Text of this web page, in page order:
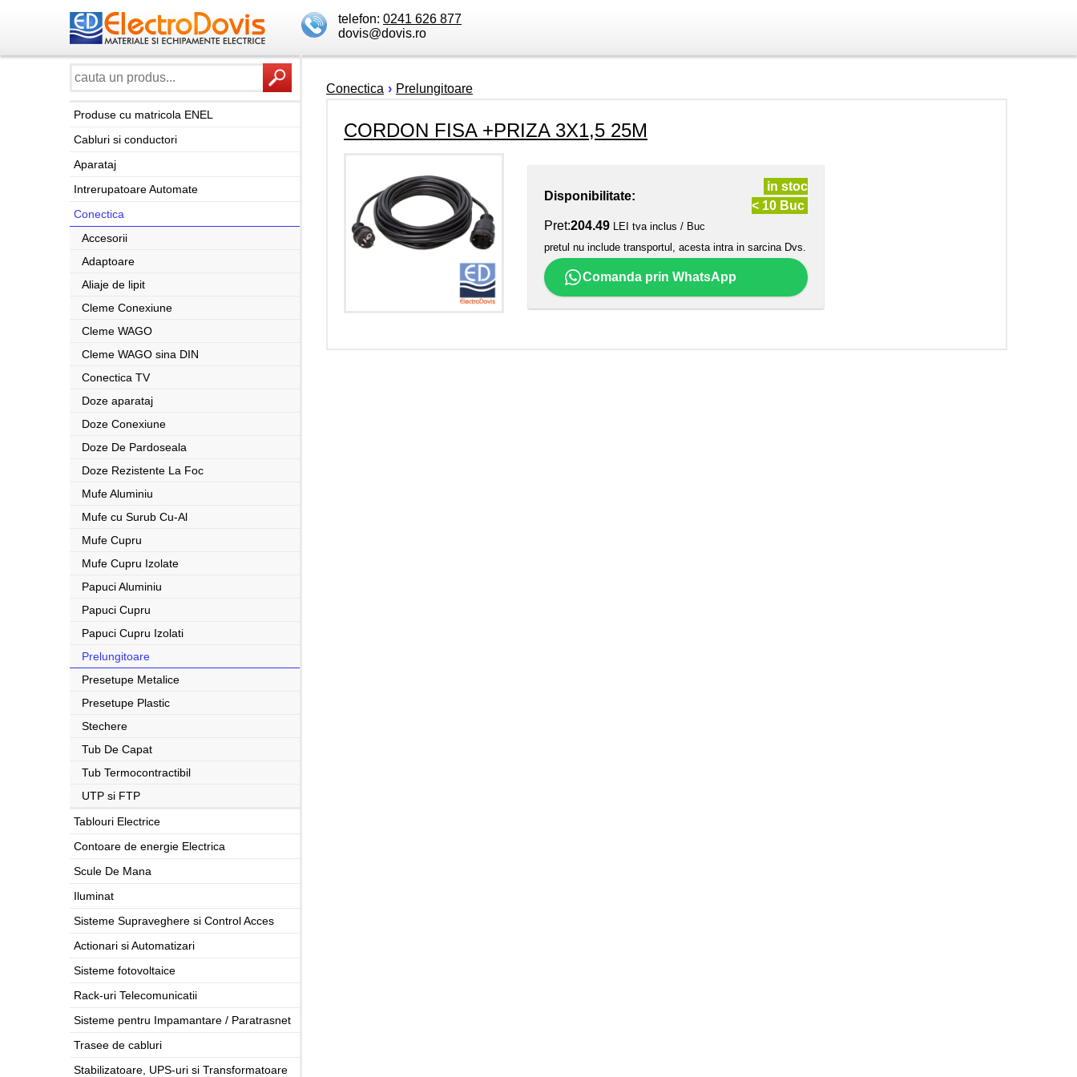
telefon: 0241 626 877
dovis@dovis.ro
Produse cu matricola ENEL
Cabluri si conductori
Aparataj
Intrerupatoare Automate
Conectica
Accesorii
Adaptoare
Aliaje de lipit
Cleme Conexiune
Cleme WAGO
Cleme WAGO sina DIN
Conectica TV
Doze aparataj
Doze Conexiune
Doze De Pardoseala
Doze Rezistente La Foc
Mufe Aluminiu
Mufe cu Surub Cu-Al
Mufe Cupru
Mufe Cupru Izolate
Papuci Aluminiu
Papuci Cupru
Papuci Cupru Izolati
Prelungitoare
Presetupe Metalice
Presetupe Plastic
Stechere
Tub De Capat
Tub Termocontractibil
UTP si FTP
Tablouri Electrice
Contoare de energie Electrica
Scule De Mana
Iluminat
Sisteme Supraveghere si Control Acces
Actionari si Automatizari
Sisteme fotovoltaice
Rack-uri Telecomunicatii
Sisteme pentru Impamantare / Paratrasnet
Trasee de cabluri
Stabilizatoare, UPS-uri si Transformatoare
Conectica › Prelungitoare
CORDON FISA +PRIZA 3X1,5 25M
Disponibilitate:
in stoc
< 10 Buc
Pret:204.49 LEI tva inclus / Buc
pretul nu include transportul, acesta intra in sarcina Dvs.
Comanda prin WhatsApp